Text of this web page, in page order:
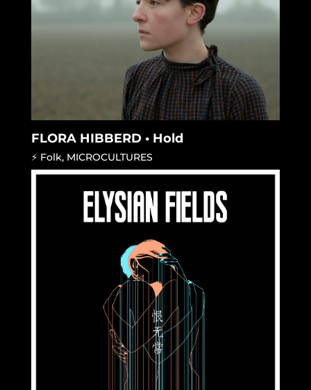
FLORA HIBBERD • Hold
⚡ Folk, MICROCULTURES